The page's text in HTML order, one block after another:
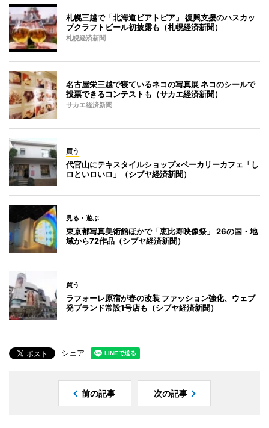
札幌三越で「北海道ビアトピア」 復興支援のハスカッ
プクラフトビール初披露も（札幌経済新聞）
札幌経済新聞
名古屋栄三越で寝ているネコの写真展 ネコのシールで
投票できるコンテストも（サカエ経済新聞）
サカエ経済新聞
買う
代官山にテキスタイルショップ×ベーカリーカフェ「し
ロといロいロ」（シブヤ経済新聞）
見る・遊ぶ
東京都写真美術館ほかで「恵比寿映像祭」 26の国・地
域から72作品（シブヤ経済新聞）
買う
ラフォーレ原宿が春の改装 ファッション強化、ウェブ
発ブランド常設1号店も（シブヤ経済新聞）
シェア
前の記事 次の記事